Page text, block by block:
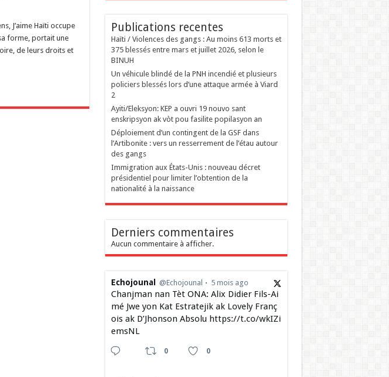
J’aime Haïti occupe
forme, portait une
de leurs droits et
Publications recentes
Haïti / Violences des gangs : Au moins 613 morts et
375 blessés entre mars et juillet 2026, selon le
BINUH
Un véhicule blindé de la PNH incendié et plusieurs
policiers blessés lors d’une attaque armée à Viard
2
‎Ayiti/Eleksyon: KEP a ouvri 19 nouvo sant
enskripsyon ak vòt pou fasilite popilasyon an
Déploiement d’un contingent de la GSF dans
l’Artibonite : vers un resserrement de l’étau autour
des gangs
Immigration aux États-Unis : nouveau décret
présidentiel pour limiter l’obtention de la
nationalité à la naissance
Derniers commentaires
Aucun commentaire à afficher.
Echojounal @Echojounal 5 mois ago
Chanjman nan Tèt ONA: Alix Didier Fils-Ai
mé Jwe yon Kat Estratejik ak Lovely Franç
ois ak D’Jhonson Absolu https://t.co/wkIZi
emsNL
0 0